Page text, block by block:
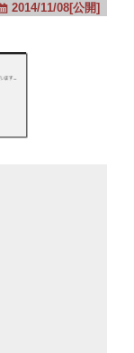
2014/11/08[公開]